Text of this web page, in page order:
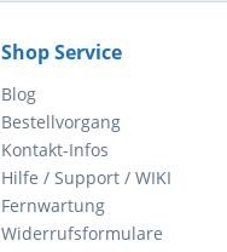
Shop Service
Blog
Bestellvorgang
Kontakt-Infos
Hilfe / Support / WIKI
Fernwartung
Widerrufsformulare